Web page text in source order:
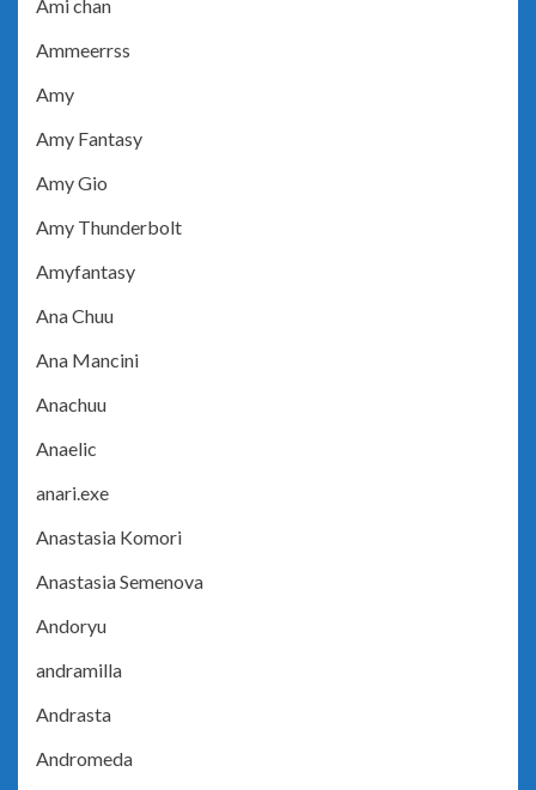
Ami chan
Ammeerrss
Amy
Amy Fantasy
Amy Gio
Amy Thunderbolt
Amyfantasy
Ana Chuu
Ana Mancini
Anachuu
Anaelic
anari.exe
Anastasia Komori
Anastasia Semenova
Andoryu
andramilla
Andrasta
Andromeda